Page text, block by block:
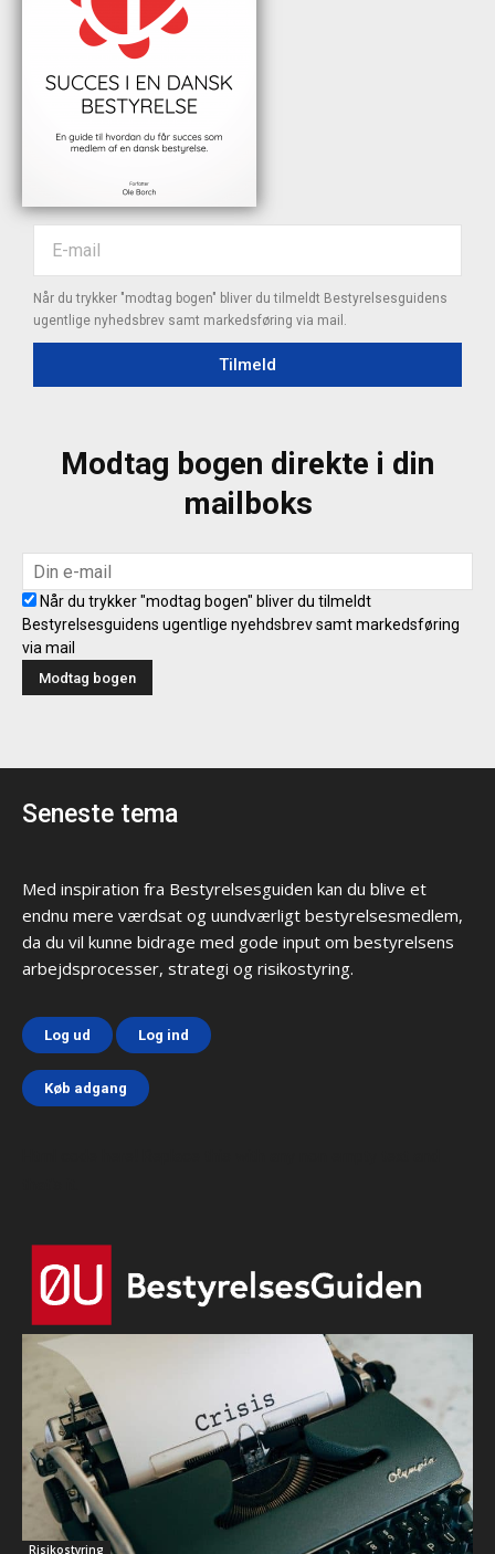
Når du trykker "modtag bogen" bliver du tilmeldt Bestyrelsesguidens
ugentlige nyhedsbrev samt markedsføring via mail.
Tilmeld
Modtag bogen direkte i din
mailboks
Når du trykker "modtag bogen" bliver du tilmeldt
Bestyrelsesguidens ugentlige nyehdsbrev samt markedsføring
via mail
Seneste tema
Med inspiration fra Bestyrelsesguiden kan du blive et
endnu mere værdsat og uundværligt bestyrelsesmedlem,
da du vil kunne bidrage med gode input om bestyrelsens
arbejdsprocesser, strategi og risikostyring.
Log ud Log ind
Køb adgang
Risikostyring